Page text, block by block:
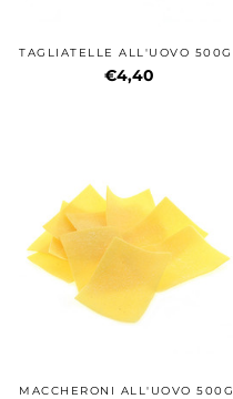
TAGLIATELLE ALL'UOVO 500G
€4,40
MACCHERONI ALL'UOVO 500G